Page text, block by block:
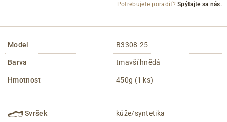
Potrebujete poradiť?Spýtajte sa nás.
Model B3308-25
Barva tmavší hnědá
Hmotnost 450g (1 ks)
Svršek kůže/syntetika